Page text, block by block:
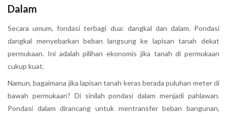
Dalam
Secara umum, fondasi terbagi dua: dangkal dan dalam. Pondasi
dangkal menyebarkan beban langsung ke lapisan tanah dekat
permukaan. Ini adalah pilihan ekonomis jika tanah di permukaan
cukup kuat.
Namun, bagaimana jika lapisan tanah keras berada puluhan meter di
bawah permukaan? Di sinilah pondasi dalam menjadi pahlawan.
Pondasi dalam dirancang untuk mentransfer beban bangunan,